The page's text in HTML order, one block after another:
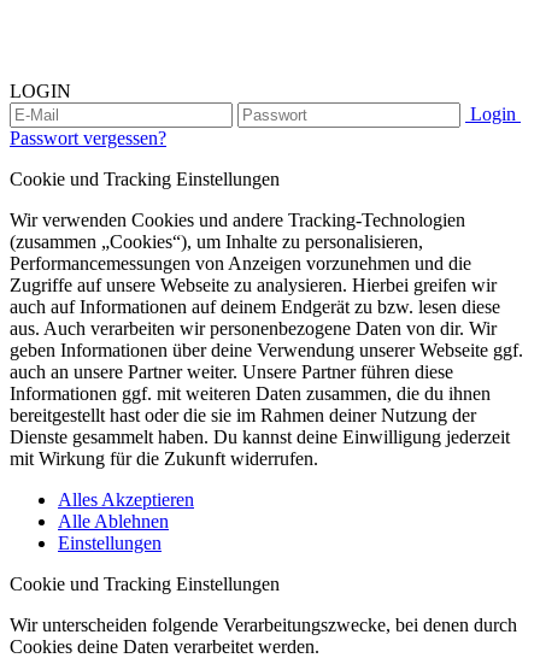
LOGIN
Login
Passwort vergessen?
Cookie und Tracking Einstellungen
Wir verwenden Cookies und andere Tracking-Technologien
(zusammen „Cookies“), um Inhalte zu personalisieren,
Performancemessungen von Anzeigen vorzunehmen und die
Zugriffe auf unsere Webseite zu analysieren. Hierbei greifen wir
auch auf Informationen auf deinem Endgerät zu bzw. lesen diese
aus. Auch verarbeiten wir personenbezogene Daten von dir. Wir
geben Informationen über deine Verwendung unserer Webseite ggf.
auch an unsere Partner weiter. Unsere Partner führen diese
Informationen ggf. mit weiteren Daten zusammen, die du ihnen
bereitgestellt hast oder die sie im Rahmen deiner Nutzung der
Dienste gesammelt haben. Du kannst deine Einwilligung jederzeit
mit Wirkung für die Zukunft widerrufen.
Alles Akzeptieren
Alle Ablehnen
Einstellungen
Cookie und Tracking Einstellungen
Wir unterscheiden folgende Verarbeitungszwecke, bei denen durch
Cookies deine Daten verarbeitet werden.